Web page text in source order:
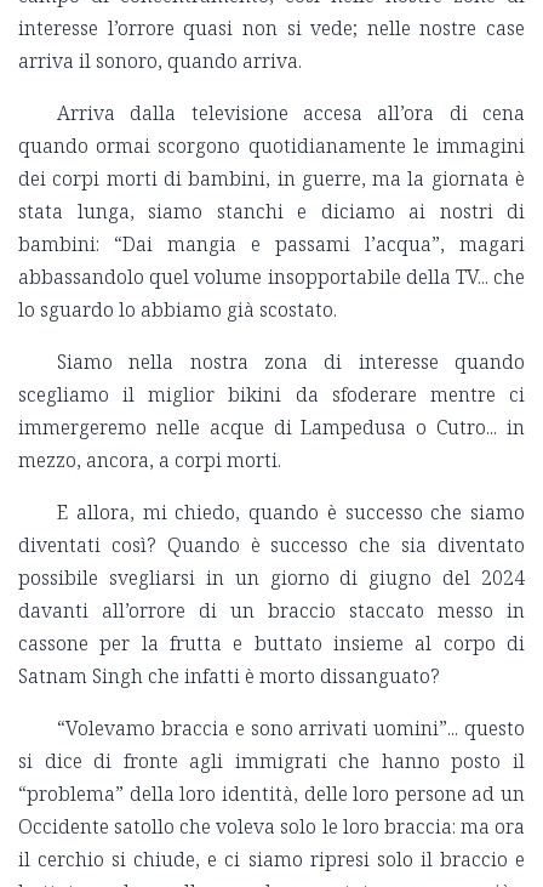
interesse l’orrore quasi non si vede; nelle nostre case
arriva il sonoro, quando arriva.
Arriva dalla televisione accesa all’ora di cena
quando ormai scorgono quotidianamente le immagini
dei corpi morti di bambini, in guerre, ma la giornata è
stata lunga, siamo stanchi e diciamo ai nostri di
bambini: “Dai mangia e passami l’acqua”, magari
abbassandolo quel volume insopportabile della TV... che
lo sguardo lo abbiamo già scostato.
Siamo nella nostra zona di interesse quando
scegliamo il miglior bikini da sfoderare mentre ci
immergeremo nelle acque di Lampedusa o Cutro... in
mezzo, ancora, a corpi morti.
E allora, mi chiedo, quando è successo che siamo
diventati così? Quando è successo che sia diventato
possibile svegliarsi in un giorno di giugno del 2024
davanti all’orrore di un braccio staccato messo in
cassone per la frutta e buttato insieme al corpo di
Satnam Singh che infatti è morto dissanguato?
“Volevamo braccia e sono arrivati uomini”... questo
si dice di fronte agli immigrati che hanno posto il
“problema” della loro identità, delle loro persone ad un
Occidente satollo che voleva solo le loro braccia: ma ora
il cerchio si chiude, e ci siamo ripresi solo il braccio e